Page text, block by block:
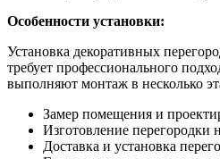
Особенности установки:
Установка декоративных
требует профессионального
выполняют монтаж в несколько
Замер помещения и
Изготовление перегородки
Доставка и установка